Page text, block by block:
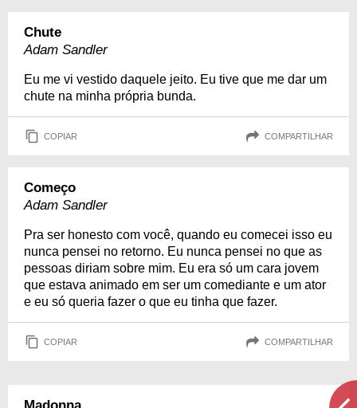
Chute
Adam Sandler
Eu me vi vestido daquele jeito. Eu tive que me dar um
chute na minha própria bunda.
COPIAR COMPARTILHAR
Começo
Adam Sandler
Pra ser honesto com você, quando eu comecei isso eu
nunca pensei no retorno. Eu nunca pensei no que as
pessoas diriam sobre mim. Eu era só um cara jovem
que estava animado em ser um comediante e um ator
e eu só queria fazer o que eu tinha que fazer.
COPIAR COMPARTILHAR